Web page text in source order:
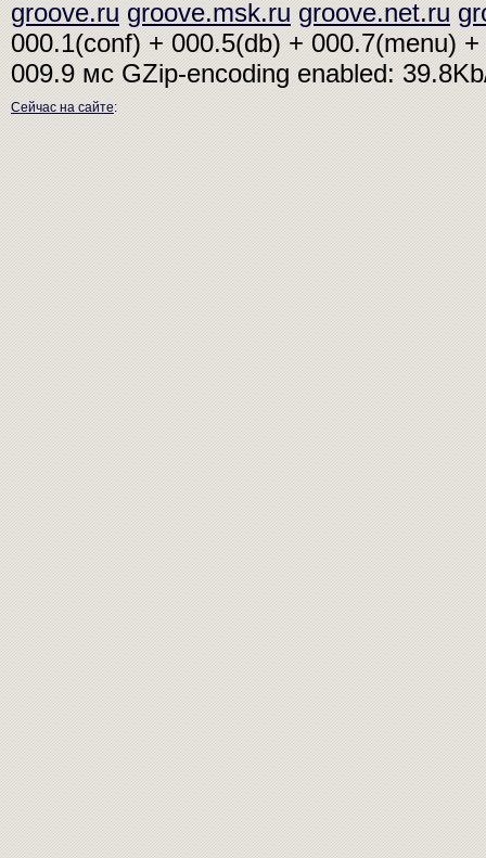
groove.ru groove.msk.ru groove.net.ru
000.1(conf) + 000.5(db) + 000.7(menu)
009.9 мсGZip-encoding enabled:
Сейчас на сайте: